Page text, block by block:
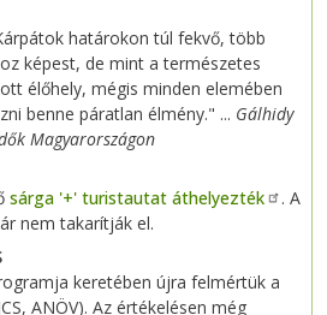
határokon túl fekvő, több
képest, de mint a természetes
élőhely, mégis minden elemében
benne páratlan élmény." ... Gálhidy
Magyarországon
sárga '+' turistautat áthelyezték
. A
nem takarítják el.
keretében újra felmértük a
ANÖV). Az értékelésen még